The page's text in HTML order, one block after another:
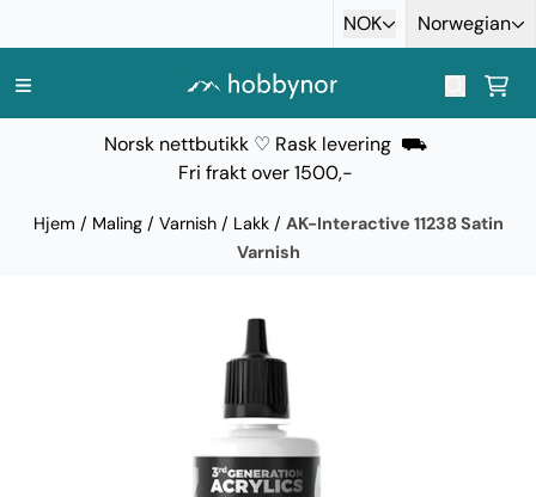
NOK Norwegian
Norsk nettbutikk ♡ Rask levering ⛟
Fri frakt over 1500,-
Hjem / Maling / Varnish / Lakk / AK-Interactive 11238 Satin
Varnish